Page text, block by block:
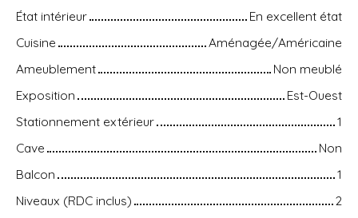
État intérieur
En excellent état
Cuisine
Aménagée/Américaine
Ameublement
Non meublé
Exposition
Est-Ouest
Stationnement extérieur
1
Cave
Non
Balcon
1
Niveaux (RDC inclus)
2